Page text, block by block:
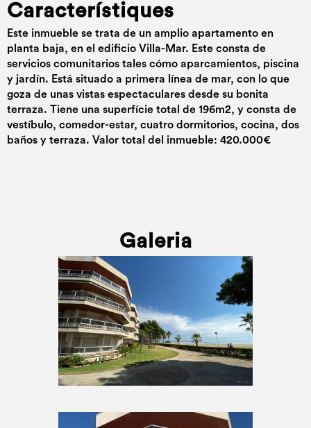
Característiques
Este inmueble se trata de un amplio apartamento en
planta baja, en el edificio Villa-Mar. Este consta de
servicios comunitarios tales cómo aparcamientos, piscina
y jardín. Está situado a primera línea de mar, con lo que
goza de unas vistas espectaculares desde su bonita
terraza. Tiene una superfície total de 196m2, y consta de
vestíbulo, comedor-estar, cuatro dormitorios, cocina, dos
baños y terraza. Valor total del inmueble: 420.000€
Galeria